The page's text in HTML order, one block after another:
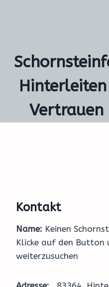
Vertrauen
Kontakt
Name: Keinen
Klicke auf den Button
weiterzusuchen